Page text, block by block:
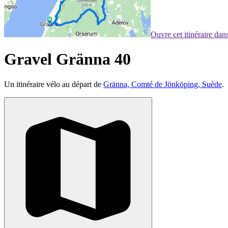
Ouvre cet itinéraire
Gravel Gränna 40
Un itinéraire vélo au départ de Gränna, Comté de Jönköping, Suède.